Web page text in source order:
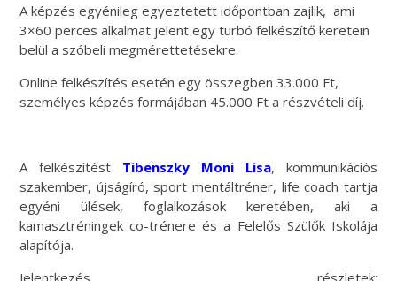
A képzés egyénileg egyeztetett időpontban zajlik, ami
3×60 perces alkalmat jelent egy turbó felkészítő keretein
belül a szóbeli megmérettetésekre.
Online felkészítés esetén egy összegben 33.000 Ft,
személyes képzés formájában 45.000 Ft a részvételi díj.
A felkészítést Tibenszky Moni Lisa, kommunikációs
szakember, újságíró, sport mentáltréner, life coach tartja
egyéni ülések, foglalkozások keretében, aki a
kamasztréningek co-trénere és a Felelős Szülők Iskolája
alapítója.
Jelentkezés, részletek: